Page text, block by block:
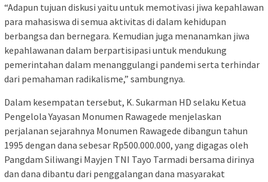
“Adapun tujuan diskusi yaitu untuk memotivasi jiwa kepahlawan
para mahasiswa di semua aktivitas di dalam kehidupan
berbangsa dan bernegara. Kemudian juga menanamkan jiwa
kepahlawanan dalam berpartisipasi untuk mendukung
pemerintahan dalam menanggulangi pandemi serta terhindar
dari pemahaman radikalisme,” sambungnya.
Dalam kesempatan tersebut, K. Sukarman HD selaku Ketua
Pengelola Yayasan Monumen Rawagede menjelaskan
perjalanan sejarahnya Monumen Rawagede dibangun tahun
1995 dengan dana sebesar Rp500.000.000, yang digagas oleh
Pangdam Siliwangi Mayjen TNI Tayo Tarmadi bersama dirinya
dan dana dibantu dari penggalangan dana masyarakat